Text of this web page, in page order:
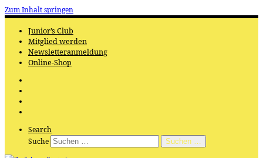
Zum Inhalt springen
Junior’s Club
Mitglied werden
Newsletteranmeldung
Online-Shop
Search
Suche
Suchen …